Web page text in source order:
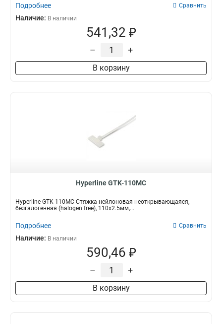
Подробнее Сравнить
Наличие: В наличии
541,32 ₽
– +
В корзину
Hyperline GTK-110MC
Hyperline GTK-110MC Стяжка нейлоновая неоткрывающаяся,
безгалогенная (halogen free), 110x2.5мм,...
Подробнее Сравнить
Наличие: В наличии
590,46 ₽
– +
В корзину